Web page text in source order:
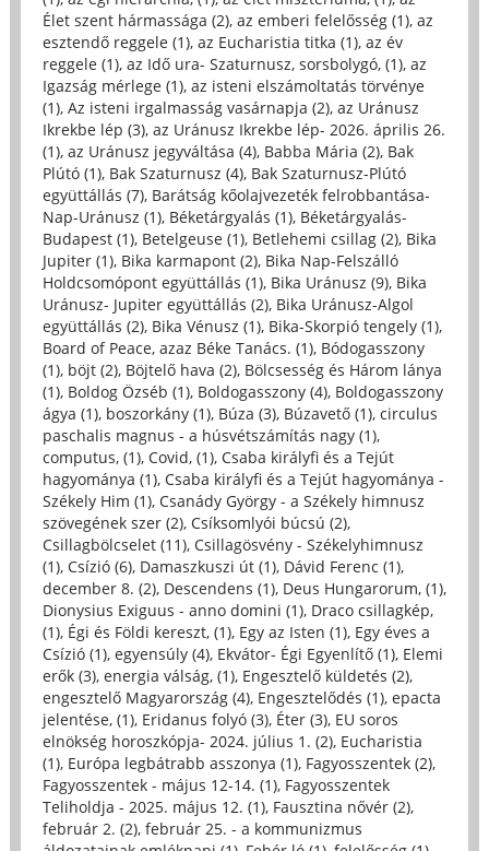
Élet szent hármassága (2), az emberi felelősség (1), az
esztendő reggele (1), az Eucharistia titka (1), az év
reggele (1), az Idő ura- Szaturnusz, sorsbolygó, (1), az
Igazság mérlege (1), az isteni elszámoltatás törvénye
(1), Az isteni irgalmasság vasárnapja (2), az Uránusz
Ikrekbe lép (3), az Uránusz Ikrekbe lép- 2026. április 26.
(1), az Uránusz jegyváltása (4), Babba Mária (2), Bak
Plútó (1), Bak Szaturnusz (4), Bak Szaturnusz-Plútó
együttállás (7), Barátság kőolajvezeték felrobbantása-
Nap-Uránusz (1), Béketárgyalás (1), Béketárgyalás-
Budapest (1), Betelgeuse (1), Betlehemi csillag (2), Bika
Jupiter (1), Bika karmapont (2), Bika Nap-Felszálló
Holdcsomópont együttállás (1), Bika Uránusz (9), Bika
Uránusz- Jupiter együttállás (2), Bika Uránusz-Algol
együttállás (2), Bika Vénusz (1), Bika-Skorpió tengely (1),
Board of Peace, azaz Béke Tanács. (1), Bódogasszony
(1), böjt (2), Böjtelő hava (2), Bölcsesség és Három lánya
(1), Boldog Özséb (1), Boldogasszony (4), Boldogasszony
ágya (1), boszorkány (1), Búza (3), Búzavető (1), circulus
paschalis magnus - a húsvétszámítás nagy (1),
computus, (1), Covid, (1), Csaba királyfi és a Tejút
hagyománya (1), Csaba királyfi és a Tejút hagyománya -
Székely Him (1), Csanády György - a Székely himnusz
szövegének szer (2), Csíksomlyói búcsú (2),
Csillagbölcselet (11), Csillagösvény - Székelyhimnusz
(1), Csízió (6), Damaszkuszi út (1), Dávid Ferenc (1),
december 8. (2), Descendens (1), Deus Hungarorum, (1),
Dionysius Exiguus - anno domini (1), Draco csillagkép,
(1), Égi és Földi kereszt, (1), Egy az Isten (1), Egy éves a
Csízió (1), egyensúly (4), Ekvátor- Égi Egyenlítő (1), Elemi
erők (3), energia válság, (1), Engesztelő küldetés (2),
engesztelő Magyarország (4), Engesztelődés (1), epacta
jelentése, (1), Eridanus folyó (3), Éter (3), EU soros
elnökség horoszkópja- 2024. július 1. (2), Eucharistia
(1), Európa legbátrabb asszonya (1), Fagyosszentek (2),
Fagyosszentek - május 12-14. (1), Fagyosszentek
Teliholdja - 2025. május 12. (1), Fausztina nővér (2),
február 2. (2), február 25. - a kommunizmus